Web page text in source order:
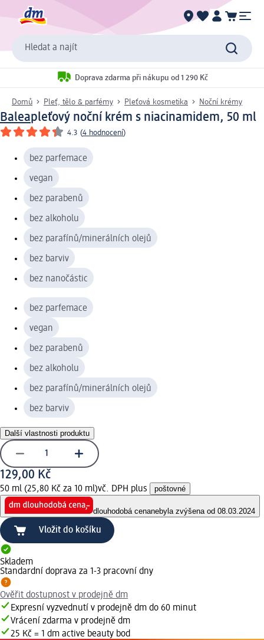
Hledat a najít
Doprava zdarma při nákupu od 1 290 Kč
Domů Pleť, tělo & parfémy Pleťová kosmetika Noční krémy
Baleapleťový noční krém s niacinamidem, 50 ml
4.3 (4 hodnocení)
bez parfemace
vegan
bez parabenů
bez alkoholu
bez parafínů/minerálních olejů
bez barviv
bez nanočástic
bez parfemace
vegan
bez parabenů
bez alkoholu
bez parafínů/minerálních olejů
bez barviv
Další vlastnosti produktu
129,00 Kč
50 ml (25,80 Kč za 10 ml)vč. DPH plus poštovné
dlouhodobá cenanebyla zvýšena od 08.03.2024
Vložit do košíku
Skladem
Standardní doprava za 1-3 pracovní dny
Ověřit dostupnost v prodejně dm
Expresní vyzvednutí v prodejně dm do 60 minut
Vrácení zdarma v prodejně dm
25 Kč = 1 dm active beauty bod